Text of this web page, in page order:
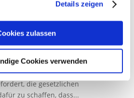
Datenschutzerklärungmehr
wie Sie uns kontaktieren können
Daten verarbeiten.
jederzeit von derCookie-
Details zeigen
zulassen
Cookies verwenden
Apotheker hat auf Antrag der
des Saarlandes auf dem
Apothekertag 2024 den
die gesetzlichen
zu schaffen, dass...